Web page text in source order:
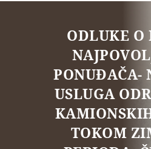
ODLUKE O
PONUĐAČA-
USLUGA
TOKOM